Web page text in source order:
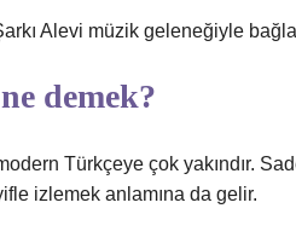
Alevi müzik geleneğiyle
demek?
Türkçeye çok yakındır.
izlemek anlamına da gelir.